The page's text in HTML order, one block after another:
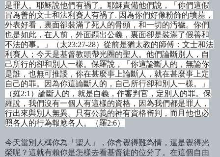
是罪人。耶穌說他們有禍了。耶穌責備他們說，
「你們這假
冒為善的文士和法利賽人有禍了. 因為你們好像粉飾的墳墓，
外表好看，裏面卻裝滿了死人的骨頭，和一切的汚穢。你們
也是如此，在人前，外面顕出公義，裏面卻是裝滿了假善和
不法的事。」（太23:27-28）從前是猶太教的師傅：文士和法
利賽人；今天是基督教頭帶光圈的聖人。他們論斷別人，自
己所行的卻和別人一樣。保羅說，
「你這論斷人的，無論你
是誰，也無可推諉，你在甚麼事上論斷人，就在甚麼事上定
自己的罪。因為你這論斷人的，自己所行卻和別人一樣。」
（羅2:1 ）論斷人的，就是自義，作審判官，定別人的罪。保
羅說，我們沒有一個人有這樣的資格 ，因為我們都是罪人，
行出來與別人無異。只有公義的神有資格審判，而且他也必
照各人的行為報應各人。（羅2:6）
今天當別人稱你為「聖人」，你會覺得難為情，還是覺得光
榮呢？這就有賴你是怎樣去看基督徒的位分了。在這個自由